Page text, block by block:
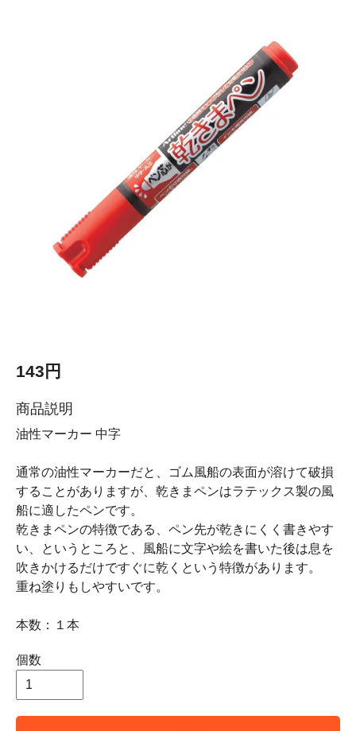
143円
商品説明
油性マーカー 中字
通常の油性マーカーだと、ゴム風船の表面が溶けて破損
することがありますが、乾きまペンはラテックス製の風
船に適したペンです。
乾きまペンの特徴である、ペン先が乾きにくく書きやす
い、というところと、風船に文字や絵を書いた後は息を
吹きかけるだけですぐに乾くという特徴があります。
重ね塗りもしやすいです。
本数：１本
個数